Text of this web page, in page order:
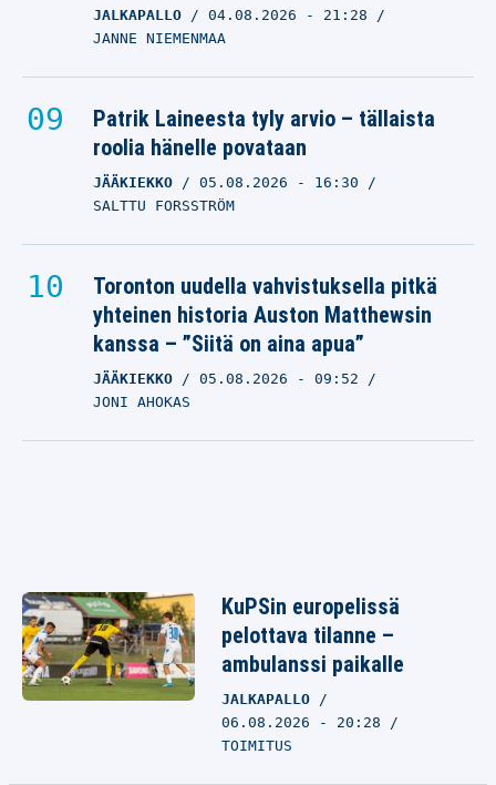
JALKAPALLO 04.08.2026 - 21:28
JANNE NIEMENMAA
Patrik Laineesta tyly arvio – tällaista
roolia hänelle povataan
JÄÄKIEKKO 05.08.2026 - 16:30
SALTTU FORSSTRÖM
Toronton uudella vahvistuksella pitkä
yhteinen historia Auston Matthewsin
kanssa – ”Siitä on aina apua”
JÄÄKIEKKO 05.08.2026 - 09:52
JONI AHOKAS
KuPSin europelissä
pelottava tilanne –
ambulanssi paikalle
JALKAPALLO
06.08.2026 - 20:28
TOIMITUS